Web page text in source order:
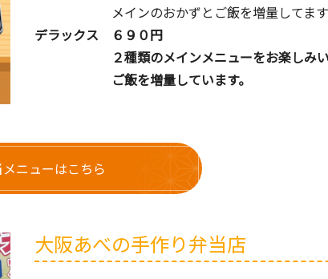
メインのおかずとご飯を増量してます
デラックス ６９０円
２種類のメインメニューをお楽しみいた
ご飯を増量しています。
ニューはこちら
大阪あべの手作り弁当店